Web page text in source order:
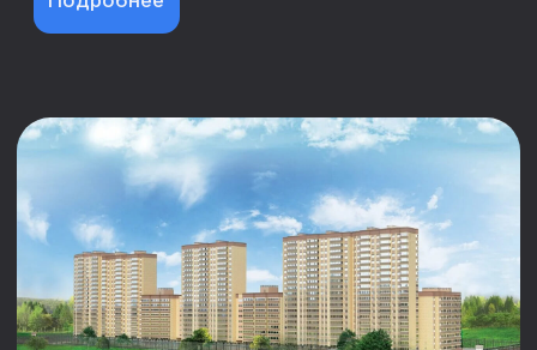
Каталог квартир
в новостройках с ценами
Перейти в каталог